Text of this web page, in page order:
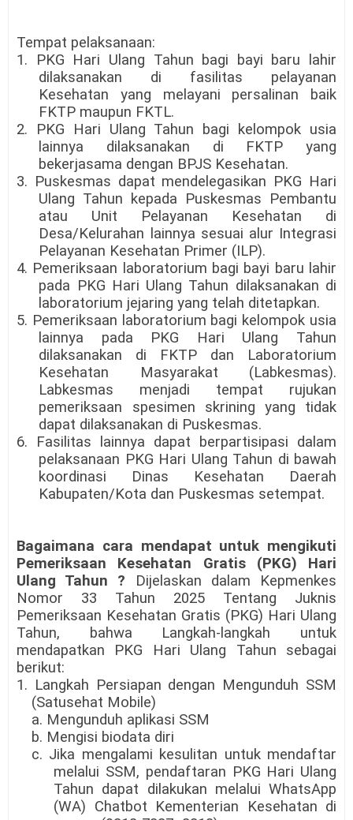
Tempat pelaksanaan:
1. PKG Hari Ulang Tahun bagi bayi baru lahir
dilaksanakan di fasilitas pelayanan
Kesehatan yang melayani persalinan baik
FKTP maupun FKTL.
2. PKG Hari Ulang Tahun bagi kelompok usia
lainnya dilaksanakan di FKTP yang
bekerjasama dengan BPJS Kesehatan.
3. Puskesmas dapat mendelegasikan PKG Hari
Ulang Tahun kepada Puskesmas Pembantu
atau Unit Pelayanan Kesehatan di
Desa/Kelurahan lainnya sesuai alur Integrasi
Pelayanan Kesehatan Primer (ILP).
4. Pemeriksaan laboratorium bagi bayi baru lahir
pada PKG Hari Ulang Tahun dilaksanakan di
laboratorium jejaring yang telah ditetapkan.
5. Pemeriksaan laboratorium bagi kelompok usia
lainnya pada PKG Hari Ulang Tahun
dilaksanakan di FKTP dan Laboratorium
Kesehatan Masyarakat (Labkesmas).
Labkesmas menjadi tempat rujukan
pemeriksaan spesimen skrining yang tidak
dapat dilaksanakan di Puskesmas.
6. Fasilitas lainnya dapat berpartisipasi dalam
pelaksanaan PKG Hari Ulang Tahun di bawah
koordinasi Dinas Kesehatan Daerah
Kabupaten/Kota dan Puskesmas setempat.
Bagaimana cara mendapat untuk mengikuti
Pemeriksaan Kesehatan Gratis (PKG) Hari
Ulang Tahun ?
Dijelaskan dalam Kepmenkes
Nomor 33 Tahun 2025 Tentang Juknis
Pemeriksaan Kesehatan Gratis (PKG) Hari Ulang
Tahun, bahwa Langkah-langkah untuk
mendapatkan PKG Hari Ulang Tahun sebagai
berikut:
1. Langkah Persiapan dengan Mengunduh SSM
(Satusehat Mobile)
a. Mengunduh aplikasi SSM
b. Mengisi biodata diri
c. Jika mengalami kesulitan untuk mendaftar
melalui SSM, pendaftaran PKG Hari Ulang
Tahun dapat dilakukan melalui WhatsApp
(WA) Chatbot Kementerian Kesehatan di